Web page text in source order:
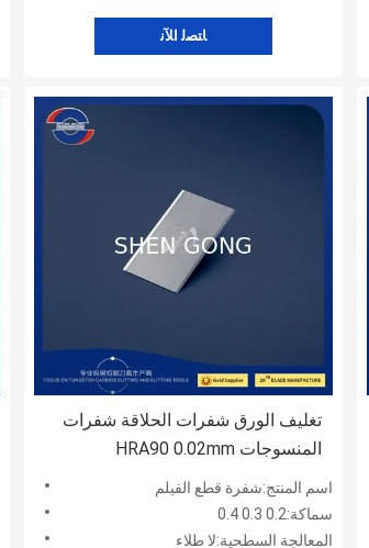
ﺎﺘﺼﻟ ﺍﻶﻧ
تغليف الورق شفرات الحلاقة شفرات
المنسوجات HRA90 0.02mm
اسم المنتج:شفرة قطع الفيلم
سماكة:0.2 0.3 0.4
المعالجة السطحية:لا طلاء